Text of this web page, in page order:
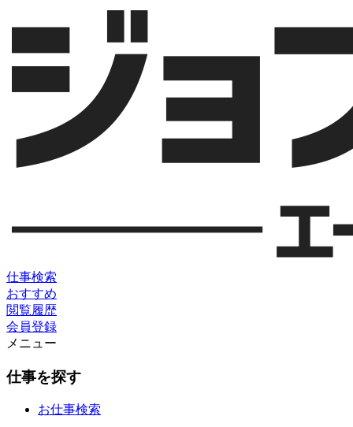
仕事検索
おすすめ
閲覧履歴
会員登録
メニュー
仕事を探す
お仕事検索